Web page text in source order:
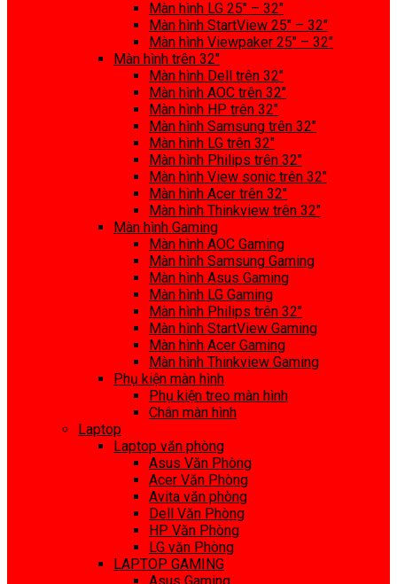
Màn hình LG 25″ – 32″
Màn hình StartView 25″ – 32″
Màn hình Viewpaker 25″ – 32″
Màn hình trên 32″
Màn hình Dell trên 32″
Màn hình AOC trên 32″
Màn hình HP trên 32″
Màn hình Samsung trên 32″
Màn hình LG trên 32″
Màn hình Philips trên 32″
Màn hình View sonic trên 32″
Màn hình Acer trên 32″
Màn hình Thinkview trên 32″
Màn hình Gaming
Màn hình AOC Gaming
Màn hình Samsung Gaming
Màn hình Asus Gaming
Màn hình LG Gaming
Màn hình Philips trên 32″
Màn hình StartView Gaming
Màn hình Acer Gaming
Màn hình Thinkview Gaming
Phụ kiện màn hình
Phụ kiện treo màn hình
Chân màn hình
Laptop
Laptop văn phòng
Asus Văn Phòng
Acer Văn Phòng
Avita văn phòng
Dell Văn Phòng
HP Văn Phòng
LG văn Phòng
LAPTOP GAMING